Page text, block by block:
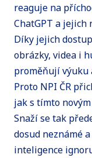
reaguje na
ChatGPT a
Díky jejich
obrázky, videa i
proměňují výuku
Proto NPI ČR
jak s tímto
Snaží se tak
dosud neznámé
inteligence